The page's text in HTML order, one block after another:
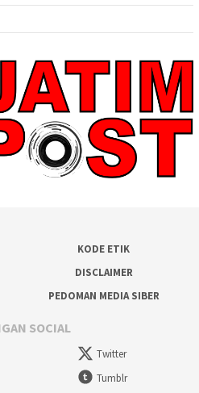
KODE ETIK
DISCLAIMER
PEDOMAN MEDIA SIBER
SOCIAL
Twitter
Tumblr